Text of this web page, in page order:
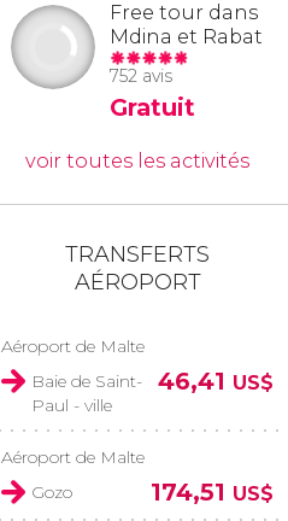
Free tour dans
Mdina et Rabat
752 avis
Gratuit
voir toutes les activités
TRANSFERTS
AÉROPORT
Aéroport de Malte
Baie de Saint-
Paul - ville
46,41 US$
Aéroport de Malte
Gozo
174,51 US$